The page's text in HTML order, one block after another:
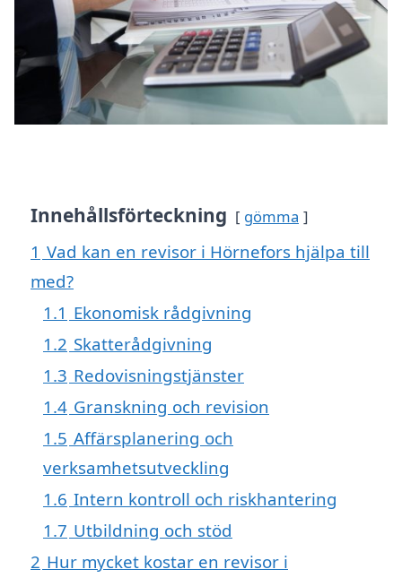
Innehållsförteckning gömma
1 Vad kan en revisor i Hörnefors hjälpa till
med?
1.1 Ekonomisk rådgivning
1.2 Skatterådgivning
1.3 Redovisningstjänster
1.4 Granskning och revision
1.5 Affärsplanering och
verksamhetsutveckling
1.6 Intern kontroll och riskhantering
1.7 Utbildning och stöd
2 Hur mycket kostar en revisor i